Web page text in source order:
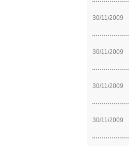
30/11/2009
30/11/2009
30/11/2009
30/11/2009